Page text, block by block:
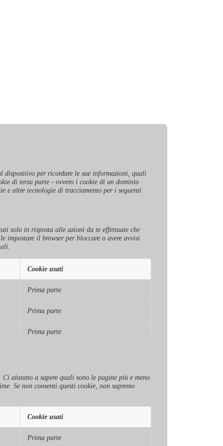
dispositivo per ricordare le sue informazioni, quali
di terza parte - ovvero i cookie di un dominio
e altre tecnologie di tracciamento per i seguenti
solo in risposta alle azioni da te effettuate che
impostare il browser per bloccare o avere avvisi
Cookie usati
Prima parte
Prima parte
Prima parte
aiutano a sapere quali sono le pagine più e meno
Se non consenti questi cookie, non sapremo
Cookie usati
Prima parte